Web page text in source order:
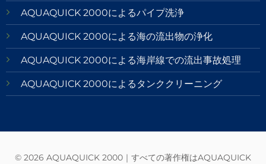
AQUAQUICK 2000によるパイプ洗浄
AQUAQUICK 2000による海の流出物の浄化
AQUAQUICK 2000による海岸線での流出事故処理
AQUAQUICK 2000によるタンククリーニング
© 2026 AQUAQUICK 2000｜すべての著作権はAQUAQUICK